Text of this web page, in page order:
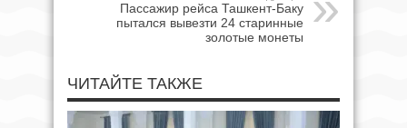
Пассажир рейса Ташкент-Баку
пытался вывезти 24 старинные
золотые монеты
ЧИТАЙТЕ ТАКЖЕ